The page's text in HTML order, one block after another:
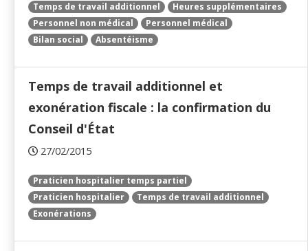
Temps de travail additionnel
Heures supplémentaires
Personnel non médical
Personnel médical
Bilan social
Absentéisme
Temps de travail additionnel et
exonération fiscale : la confirmation du
Conseil d'État
27/02/2015
Praticien hospitalier temps partiel
Praticien hospitalier
Temps de travail additionnel
Exonérations